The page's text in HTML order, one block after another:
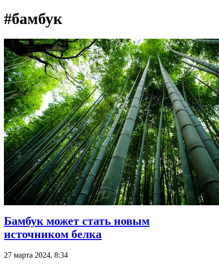
#бамбук
Бамбук может стать новым
источником белка
27 марта 2024, 8:34